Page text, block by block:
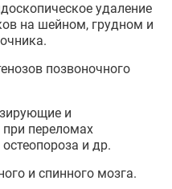
удаление
на шейном, грудном и
позвоночного
и
переломах
и др.
и спинного мозга.